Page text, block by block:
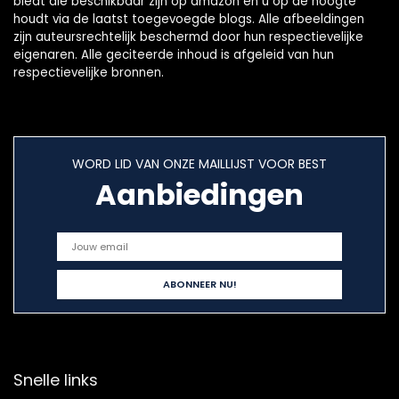
houdt via de laatst toegevoegde blogs. Alle afbeeldingen
zijn auteursrechtelijk beschermd door hun respectievelijke
eigenaren. Alle geciteerde inhoud is afgeleid van hun
respectievelijke bronnen.
WORD LID VAN ONZE MAILLIJST VOOR BEST
Aanbiedingen
Snelle links